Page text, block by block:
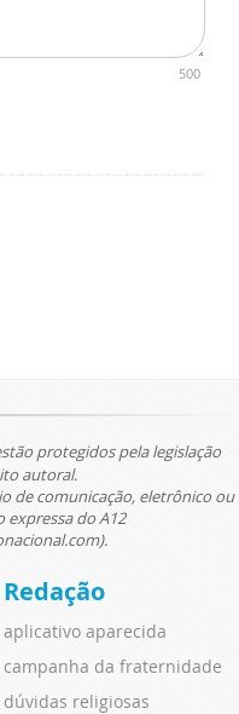
500
protegidos pela legislação
autoral.
de comunicação, eletrônico ou
expressa do A12
Redação
aplicativo aparecida
campanha da fraternidade
dúvidas religiosas